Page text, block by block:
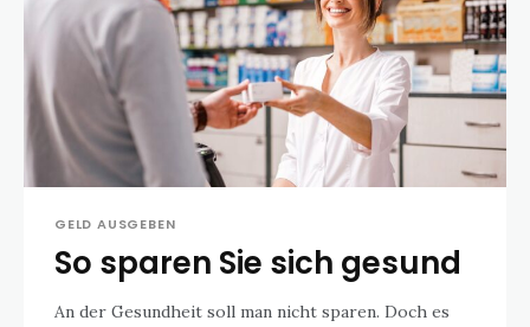
GELD AUSGEBEN
So sparen Sie sich gesund
An der Gesundheit soll man nicht sparen. Doch es